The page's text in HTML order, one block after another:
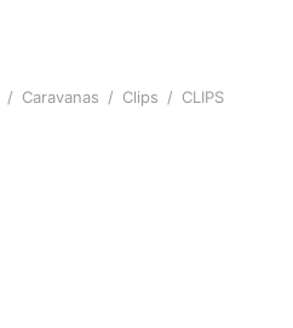
/ Caravanas / Clips / CLIPS